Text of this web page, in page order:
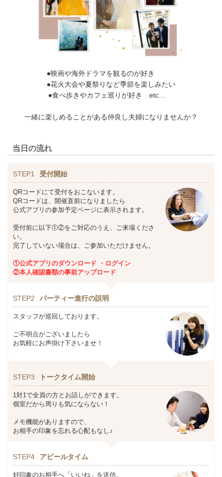
●映画や海外ドラマを観るのが好き
●花火大会や夏祭りなど季節を楽しみたい
●食べ歩きやカフェ巡りが好き etc…
一緒に楽しめることがある仲良し夫婦になりませんか？
当日の流れ
STEP1 受付開始
QRコードにて受付をおこないます。
QRコードは、開催直前になりましたら
公式アプリの参加予定ページに表示されます。
受付前に以下①②をご対応のうえ、ご来場くださ
い。
完了していない場合は、ご参加いただけません。
①公式アプリのダウンロード ・ログイン
②本人確認書類の事前アップロード
STEP2 パーティー進行の説明
スタッフが巡回しております。
ご不明点がございましたら
お気軽にお声掛け下さいませ！
STEP3 トークタイム開始
1対1で全員の方とお話しができます。
個室だから周りも気にならない！
メモ機能がありますので、
お相手の印象を忘れる心配もなし♪
STEP4 アピールタイム
好印象のお相手へ「いいね」を送信。